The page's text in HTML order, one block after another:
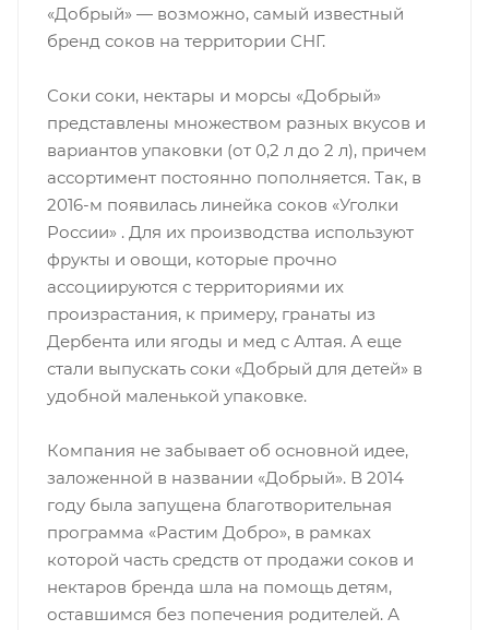
«Добрый» — возможно, самый известный
бренд соков на территории СНГ.
Соки соки, нектары и морсы «Добрый»
представлены множеством разных вкусов и
вариантов упаковки (от 0,2 л до 2 л), причем
ассортимент постоянно пополняется. Так, в
2016-м появилась линейка соков «Уголки
России» . Для их производства используют
фрукты и овощи, которые прочно
ассоциируются с территориями их
произрастания, к примеру, гранаты из
Дербента или ягоды и мед с Алтая. А еще
стали выпускать соки «Добрый для детей» в
удобной маленькой упаковке.
Компания не забывает об основной идее,
заложенной в названии «Добрый». В 2014
году была запущена благотворительная
программа «Растим Добро», в рамках
которой часть средств от продажи соков и
нектаров бренда шла на помощь детям,
оставшимся без попечения родителей. А